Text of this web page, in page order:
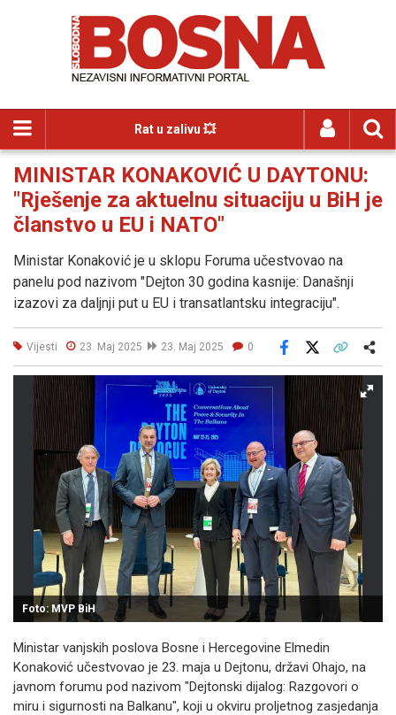
Rat u zalivu 💥
MINISTAR KONAKOVIĆ U DAYTONU:
"Rješenje za aktuelnu situaciju u BiH je
članstvo u EU i NATO"
Ministar Konaković je u sklopu Foruma učestvovao na
panelu pod nazivom "Dejton 30 godina kasnije: Današnji
izazovi za daljnji put u EU i transatlantsku integraciju".
Vijesti 23. Maj 2025 23. Maj 2025 0
Facebook
Foto: MVP BiH
Ministar vanjskih poslova Bosne i Hercegovine Elmedin
Konaković učestvovao je 23. maja u Dejtonu, državi Ohajo, na
javnom forumu pod nazivom "Dejtonski dijalog: Razgovori o
miru i sigurnosti na Balkanu", koji u okviru proljetnog zasjedanja